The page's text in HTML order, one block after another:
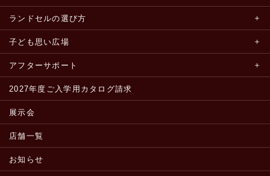
ランドセルの選び方
子ども思い広場
アフターサポート
2027年度ご入学用カタログ請求
展示会
店舗一覧
お知らせ